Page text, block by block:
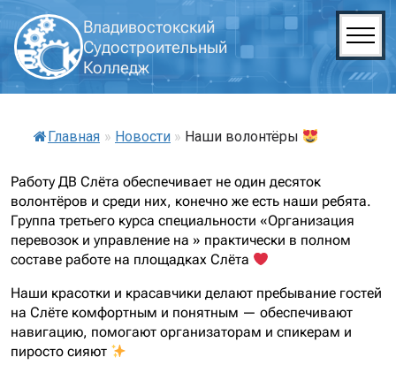
Владивостокский
Судостроительный
Колледж
Главная » Новости » Наши волонтёры
Работу ДВ Слёта обеспечивает не один десяток
волонтёров и среди них, конечно же есть наши ребята.
Группа третьего курса специальности «Организация
перевозок и управление на » практически в полном
составе работе на площадках Слёта
Наши красотки и красавчики делают пребывание гостей
на Слёте комфортным и понятным — обеспечивают
навигацию, помогают организаторам и спикерам и
пиросто сияют